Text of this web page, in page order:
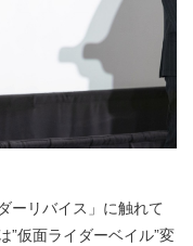
ーリバイス」に触れて
仮面ライダーベイル”変